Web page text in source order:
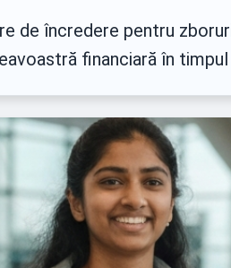
de încredere pentru
financiară în